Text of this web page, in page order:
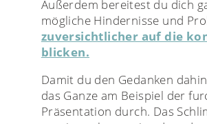
Außerdem bereitest du dich
mögliche Hindernisse und
zuversichtlicher auf die
blicken.
Damit du den Gedanken
das Ganze am Beispiel der
Präsentation durch. Das